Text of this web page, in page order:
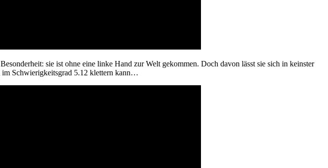
sie ist ohne eine linke Hand zur Welt gekommen. Doch davon lässt sie sich in keinster
im Schwierigkeitsgrad 5.12 klettern kann…